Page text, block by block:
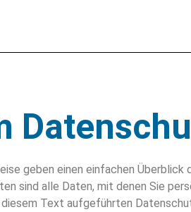
geben einen einfachen
sind alle Daten, mit denen Sie
Text aufgeführten